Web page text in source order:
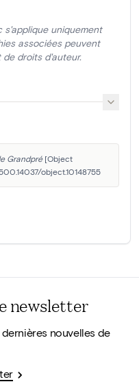
uniquement
associées peuvent
droits d'auteur.
Grandpré [Object
object.10148755
newsletter
nouvelles de